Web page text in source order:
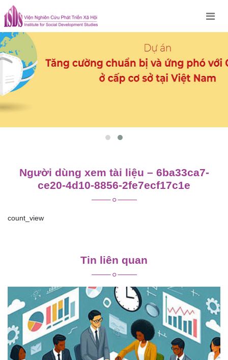
Skip
to
content
Người dùng xem tài liệu – 6ba33ca7-
ce20-4d10-8856-2fe7ecf17c1e
count_view
viết
Tin liên quan